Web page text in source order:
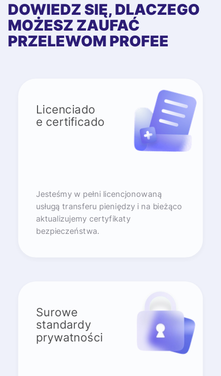
DOWIEDZ SIĘ, DLACZEGO
MOŻESZ ZAUFAĆ
PRZELEWOM PROFEE
Licenciado
e certificado
Jesteśmy w pełni licencjonowaną
usługą transferu pieniędzy i na bieżąco
aktualizujemy certyfikaty
bezpieczeństwa.
Surowe
standardy
prywatności